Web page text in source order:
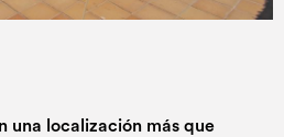
una localización más que